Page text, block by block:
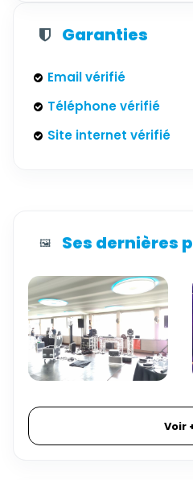
Garanties
Email vérifié
Téléphone vérifié
Site internet vérifié
🖼️ Ses dernières
Voir